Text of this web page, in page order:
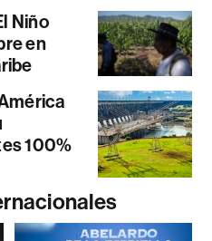
Niño
en
100%